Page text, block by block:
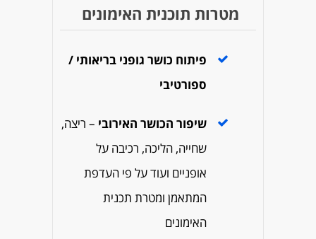
מטרות תוכנית האימונים
פיתוח כושר גופני בריאותי /
ספורטיבי
שיפור הכושר האירובי – ריצה,
שחייה, הליכה, רכיבה על
אופניים ועוד על פי העדפת
המתאמן ומטרת תכנית
האימונים